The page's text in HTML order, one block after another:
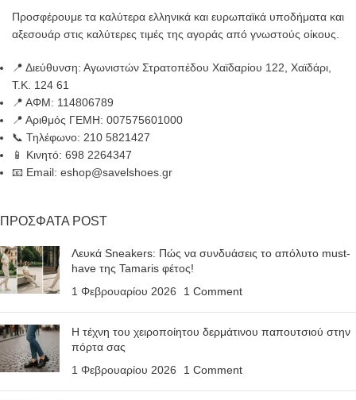
Προσφέρουμε τα καλύτερα ελληνικά και ευρωπαϊκά υποδήματα και
αξεσουάρ στις καλύτερες τιμές της αγοράς από γνωστούς οίκους.
📍 Διεύθυνση: Αγωνιστών Στρατοπέδου Χαϊδαρίου 122, Χαϊδάρι,
Τ.Κ. 124 61
📍 ΑΦΜ: 114806789
📍 Αριθμός ΓΕΜΗ: 007575601000
📞 Τηλέφωνο: 210 5821427
📱 Κινητό: 698 2264347
📧 Email: eshop@savelshoes.gr
ΠΡΟΣΦΑΤΑ POST
Λευκά Sneakers: Πώς να συνδυάσεις το απόλυτο must-
have της Tamaris φέτος!
1 Φεβρουαρίου 2026
1 Comment
Η τέχνη του χειροποίητου δερμάτινου παπουτσιού στην
πόρτα σας
1 Φεβρουαρίου 2026
1 Comment